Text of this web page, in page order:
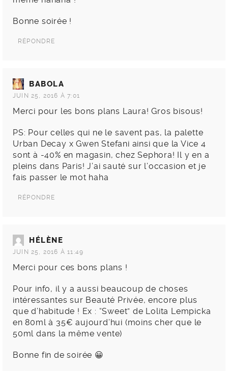
Bonne soirée !
RÉPONDRE
BABOLA
JUIN 25, 2016 À 7:01
Merci pour les bons plans Laura! Gros bisous!
PS: Pour celles qui ne le savent pas, la palette
Urban Decay x Gwen Stefani ainsi que la Vice 4
sont à -40% en magasin, chez Sephora! Il y en a
pleins dans Paris! J’ai sauté sur l’occasion et je
fais passer le mot haha
RÉPONDRE
HÉLÈNE
JUIN 25, 2016 À 11:49
Merci pour ces bons plans !
Pour info, il y a aussi beaucoup de choses
intéressantes sur Beauté Privée, encore plus
que d’habitude ! Ex : “Sweet” de Lolita Lempicka
en 80ml à 35€ aujourd’hui (moins cher que le
50ml dans la même vente)
Bonne fin de soirée 😀